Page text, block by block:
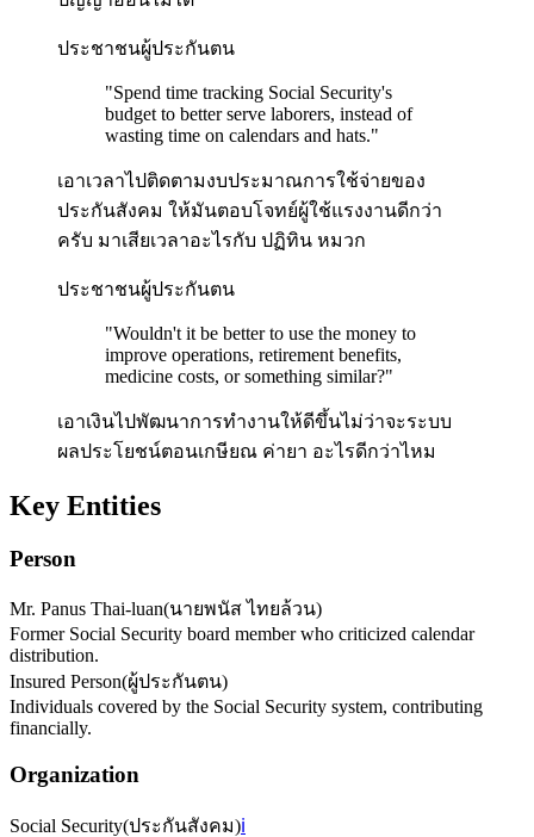
ประชาชนผู้ประกันตน
"Spend time tracking Social Security's
budget to better serve laborers, instead of
wasting time on calendars and hats."
เอาเวลาไปติดตามงบประมาณการใช้จ่ายของ
ประกันสังคม ให้มันตอบโจทย์ผู้ใช้แรงงานดีกว่า
ครับ มาเสียเวลาอะไรกับ ปฏิทิน หมวก
ประชาชนผู้ประกันตน
"Wouldn't it be better to use the money to
improve operations, retirement benefits,
medicine costs, or something similar?"
เอาเงินไปพัฒนาการทำงานให้ดีขึ้นไม่ว่าจะระบบ
ผลประโยชน์ตอนเกษียณ ค่ายา อะไรดีกว่าไหม
Key Entities
Person
Mr. Panus Thai-luan(นายพนัส ไทยล้วน)
Former Social Security board member who criticized calendar
distribution.
Insured Person(ผู้ประกันตน)
Individuals covered by the Social Security system, contributing
financially.
Organization
Social Security(ประกันสังคม)ℹ️